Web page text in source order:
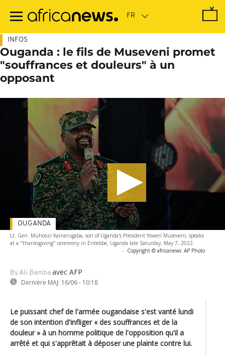
contenu
INFOS
Ouganda : le fils de Museveni promet
"souffrances et douleurs" à un
opposant
Lt. Gen. Muhoozi Kainerugaba, son of Uganda's President Yoweri Museveni, speaks
at a "thanksgiving" ceremony in Entebbe, Uganda late Saturday, May 7, 2022.
- Copyright © africanews AP Photo
By Ali Bamba avec AFP
Dernière MAJ: 16/06 - 10:18
OUGANDA
Le puissant chef de l'armée ougandaise s'est vanté lundi
de son intention d'infliger « des souffrances et de la
douleur » à un homme politique de l'opposition qu'il a
arrêté et qui s'apprêtait à déposer une plainte contre lui.